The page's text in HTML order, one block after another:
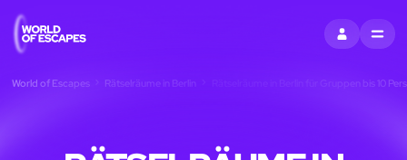
EINTRAGEN
MENU
World of Escapes Rätselräume in Berlin Rätselräume in Berlin für Gruppen bis 10